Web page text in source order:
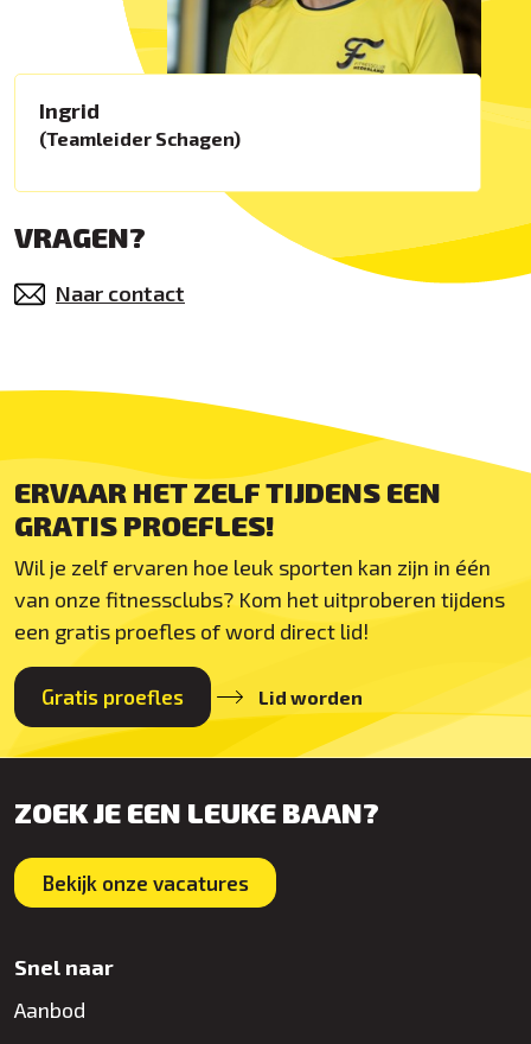
Ingrid
(Teamleider Schagen)
VRAGEN?
Naar contact
ERVAAR HET ZELF TIJDENS EEN
GRATIS PROEFLES!
Wil je zelf ervaren hoe leuk sporten kan zijn in één
van onze fitnessclubs? Kom het uitproberen tijdens
een gratis proefles of word direct lid!
Gratis proefles Lid worden
ZOEK JE EEN LEUKE BAAN?
Bekijk onze vacatures
Snel naar
Aanbod